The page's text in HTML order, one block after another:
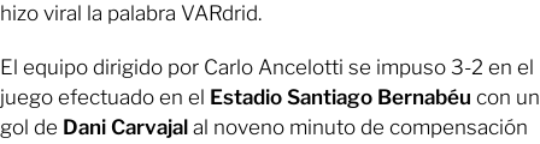
hizo viral la palabra VARdrid.
El equipo dirigido por Carlo Ancelotti se impuso 3-2 en el
juego efectuado en el Estadio Santiago Bernabéu con un
gol de Dani Carvajal al noveno minuto de compensación